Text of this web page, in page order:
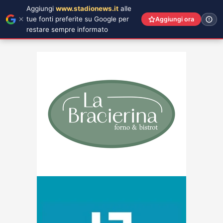
Aggiungi www.stadionews.it alle
tue fonti preferite su Google per
restare sempre informato
Aggiungi ora